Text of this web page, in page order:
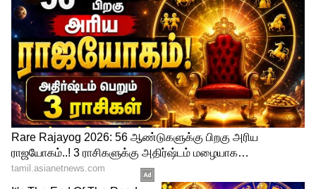
உப்பு - தேவையான அளவு